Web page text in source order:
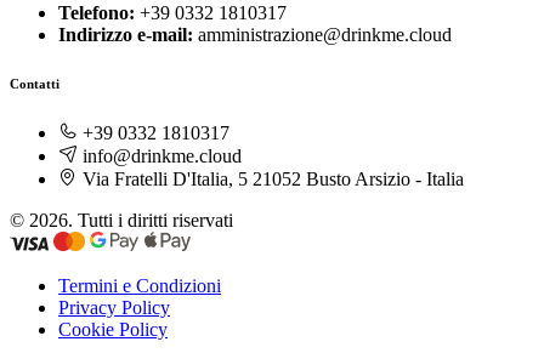
Telefono: +39 0332 1810317
Indirizzo e-mail: amministrazione@drinkme.cloud
Contatti
+39 0332 1810317
info@drinkme.cloud
Via Fratelli D'Italia, 5 21052 Busto Arsizio - Italia
© 2026. Tutti i diritti riservati
Termini e Condizioni
Privacy Policy
Cookie Policy